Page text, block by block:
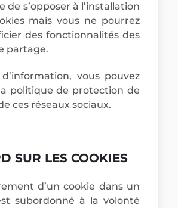
de s’opposer à l’installation
mais vous ne pourrez
des fonctionnalités des
partage.
vous pouvez
politique de protection de
ces réseaux sociaux.
SUR LES COOKIES
d’un cookie dans un
subordonné à la volonté